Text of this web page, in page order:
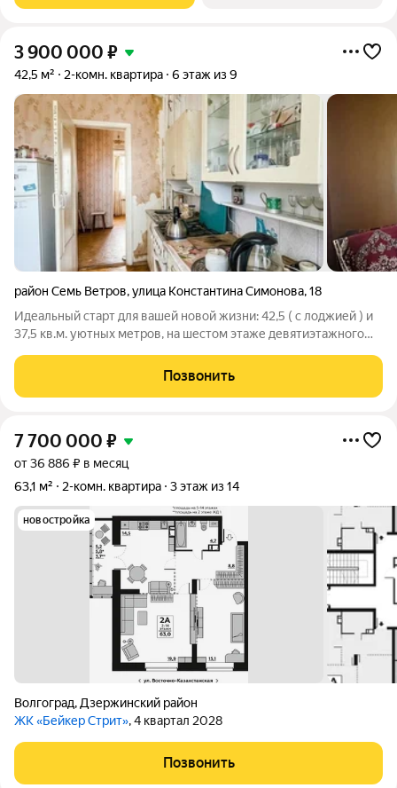
3 900 000 ₽
42,5 м² 2-комн. квартира 6 этаж из 9
район Семь Ветров,улица Константина Симонова,18
Идеальный старт для вашей новой жизни: 42,5 ( с лоджией ) и
37,5 кв.м. уютных метров, на шестом этаже девятиэтажного
инвестиционный актив, который при вложениях превратится в
жемчужину вашего портфеля.
Позвонить
7 700 000 ₽
от 36 886 ₽ в месяц
63,1 м²
2-комн. квартира 3 этаж из 14
новостройка
Волгоград, Дзержинский район
ЖК «Бейкер Стрит», 4 квартал 2028
Позвонить